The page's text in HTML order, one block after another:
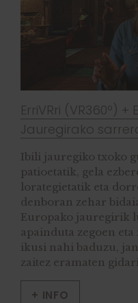
ErriVRri (VR360º)
Jauregirako
Ibili jauregiko txoko
patioetatik, gela
lorategietatik eta
denboran zehar
Europako jauregirik
apainduta zegoen
ikusi nahi baduzu,
zaitez eramaten
+ INFO